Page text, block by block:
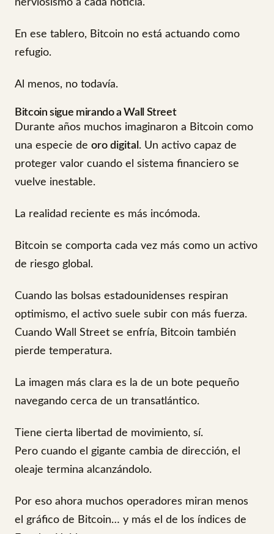
nerviosismo a cada noticia.
En ese tablero, Bitcoin no está actuando como
refugio.
Al menos, no todavía.
Bitcoin sigue mirando a Wall Street
Durante años muchos imaginaron a Bitcoin como
una especie de oro digital . Un activo capaz de
proteger valor cuando el sistema financiero se
vuelve inestable.
La realidad reciente es más incómoda.
Bitcoin se comporta cada vez más como un activo
de riesgo global.
Cuando las bolsas estadounidenses respiran
optimismo, el activo suele subir con más fuerza.
Cuando Wall Street se enfría, Bitcoin también
pierde temperatura.
La imagen más clara es la de un bote pequeño
navegando cerca de un transatlántico.
Tiene cierta libertad de movimiento, sí.
Pero cuando el gigante cambia de dirección, el
oleaje termina alcanzándolo.
Por eso ahora muchos operadores miran menos
el gráfico de Bitcoin… y más el de los índices de